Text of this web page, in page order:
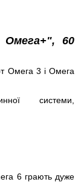
60
Омега 3 і Омега
системи,
6 грають дуже